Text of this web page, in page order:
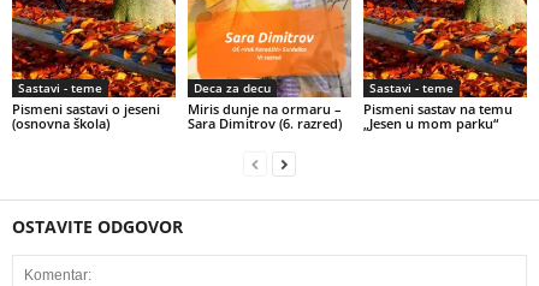
Sastavi - teme
Pismeni sastavi o jeseni
(osnovna škola)
Deca za decu
Miris dunje na ormaru –
Sara Dimitrov (6. razred)
Sastavi - teme
Pismeni sastav na temu
„Jesen u mom parku“
OSTAVITE ODGOVOR